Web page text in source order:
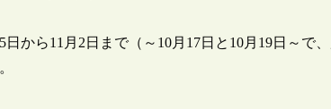
から11月2日まで（～10月17日と10月19日～で